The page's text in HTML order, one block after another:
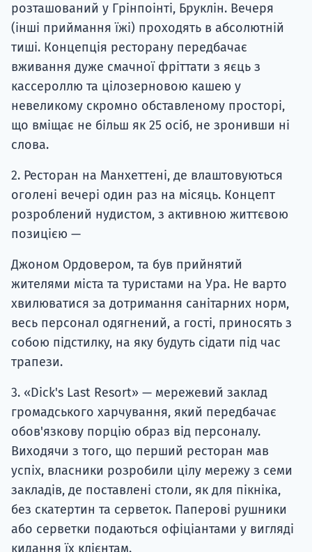
розташований у Грінпоінті, Бруклін. Вечеря
(інші приймання їжі) проходять в абсолютній
тиші. Концепція ресторану передбачає
вживання дуже смачної фріттати з яєць з
кассероллю та цілозерновою кашею у
невеликому скромно обставленому просторі,
що вміщає не більш як 25 осіб, не зронивши ні
слова.
2. Ресторан на Манхеттені, де влаштовуються
оголені вечері один раз на місяць. Концепт
розроблений нудистом, з активною життєвою
позицією —
Джоном Ордовером, та був прийнятий
жителями міста та туристами на Ура. Не варто
хвилюватися за дотримання санітарних норм,
весь персонал одягнений, а гості, приносять з
собою підстилку, на яку будуть сідати під час
трапези.
3. «Dick's Last Resort» — мережевий заклад
громадського харчування, який передбачає
обов'язкову порцію образ від персоналу.
Виходячи з того, що перший ресторан мав
успіх, власники розробили цілу мережу з семи
закладів, де поставлені столи, як для пікніка,
без скатертин та серветок. Паперові рушники
або серветки подаються офіціантами у вигляді
кидання їх клієнтам.